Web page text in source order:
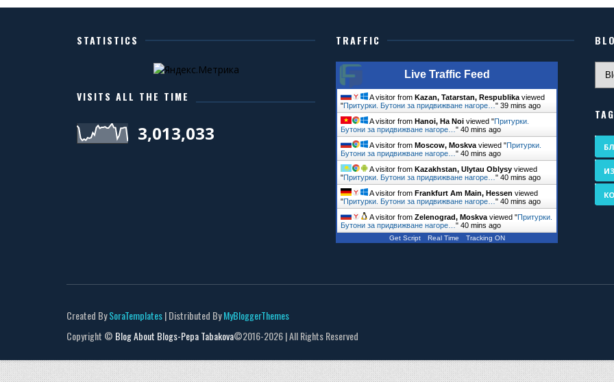
STATISTICS
VISITS ALL THE TIME
3,013,033
TRAFFIC
Live Traffic Feed
A visitor from Kazan, Tatarstan, Respublika viewed
"Притурки. Бутони за придвижване нагоре… " 39 mins ago
A visitor from Hanoi, Ha Noi viewed "Притурки.
Бутони за придвижване нагоре… " 40 mins ago
A visitor from Moscow, Moskva viewed "Притурки.
Бутони за придвижване нагоре… " 40 mins ago
A visitor from Kazakhstan, Ulytau Oblysy viewed
"Притурки. Бутони за придвижване нагоре… " 40 mins ago
A visitor from Frankfurt Am Main, Hessen viewed
"Притурки. Бутони за придвижване нагоре… " 40 mins ago
A visitor from Zelenograd, Moskva viewed "Притурки.
Бутони за придвижване нагоре… " 40 mins ago
Get Script Real Time Tracking ON
Created BySoraTemplates| Distributed ByMyBloggerThemes
Copyright © Blog About Blogs-Pepa Tabakova©2016-2026 | All Rights Reserved